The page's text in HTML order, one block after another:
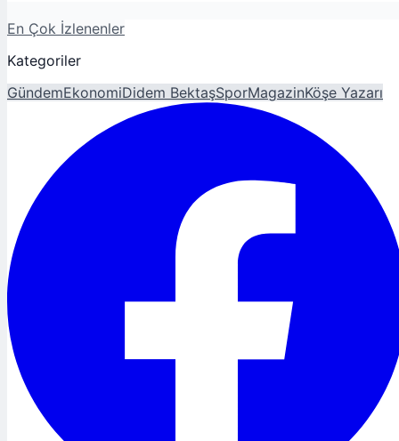
En Çok İzlenenler
Kategoriler
GündemEkonomiDidem BektaşSporMagazinKöşe Yazarı